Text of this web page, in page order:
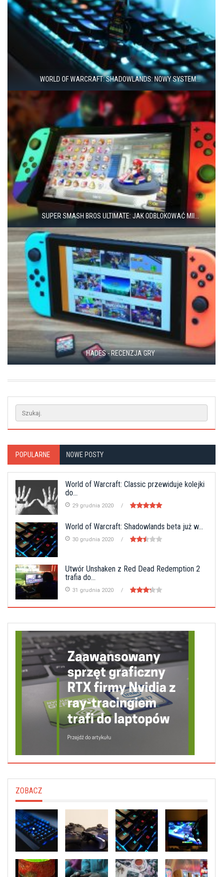
WORLD OF WARCRAFT: SHADOWLANDS: NOWY SYSTEM...
SUPER SMASH BROS ULTIMATE: JAK ODBLOKOWAĆ MII...
HADES - RECENZJA GRY
POPULARNE NOWE POSTY
World of Warcraft: Classic przewiduje kolejki
do...
29 grudnia 2020
World of Warcraft: Shadowlands beta już w...
30 grudnia 2020
Utwór Unshaken z Red Dead Redemption 2
trafia do...
31 grudnia 2020
ZOBACZ